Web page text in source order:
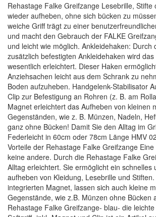
Rehastage Falke Greifzange Lesebrille, Stifte
wieder aufheben, ohne sich bücken zu
weiche Griff trägt zu einer
und macht den Gebrauch der FALKE
und leicht wie möglich. Ankleidehaken: Durch
zusätzlich befestigten Ankleidehaken wird
wesentlich erleichtert. Dieser Haken
Anziehsachen leicht aus dem Schrank zu
Boden aufzuheben. Handgelenk-Stabilisator
Clip zur Befestigung an Rohren (z. B. am
Magnet erleichtert das Aufheben von kleinen
Gegenständen, wie z. B. Münzen, Nadeln,
ganz ohne Bücken! Damit Sie den Alltag im
Federleicht in 60cm oder 78cm Länge HMV
Vorteile der Rehastage Falke Greifzange
keine andere. Durch die Rehastage Falke
Alltag erleichtert. Sie ermöglicht ein schnelles
aufheben von Kleidung, Lesebrille und
integrierten Magnet, lassen sich auch kleine
Gegenstände, wie z.B. Münzen ohne Bücken
Rehastage Falke Greifzange- blau- die